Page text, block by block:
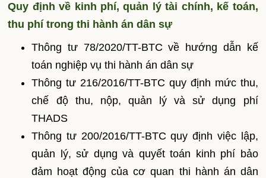
Quy định về kinh phí, quản lý tài chính, kế toán,
thu phí trong thi hành án dân sự
Thông tư 78/2020/TT-BTC về hướng dẫn kế
toán nghiệp vụ thi hành án dân sự
Thông tư 216/2016/TT-BTC quy định mức thu,
chế độ thu, nộp, quản lý và sử dụng phí
THADS
Thông tư 200/2016/TT-BTC quy định việc lập,
quản lý, sử dụng và quyết toán kinh phí bảo
đảm hoạt động của cơ quan thi hành án dân